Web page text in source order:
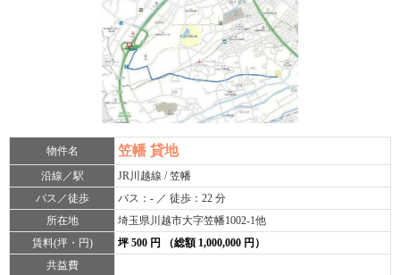
物件名 笠幡 貸地
沿線／駅
JR川越線 / 笠幡
バス／徒歩
バス：- ／ 徒歩：22 分
所在地
埼玉県川越市大字笠幡1002-1他
賃料(坪・円)
坪 500 円 （総額 1,000,000 円）
共益費